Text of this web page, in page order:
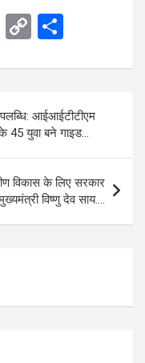
G
ail
C
py
Li
n
k
ar
e
आईआईटीटीएम
के 45 युवा बने गाइड…
विकास के लिए सरकार
विष्णु देव साय….